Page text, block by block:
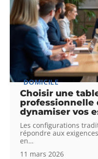
DOMICILE
Choisir une
professionnelle
dynamiser vos
Les configurations
répondre aux
en…
11 mars 2026